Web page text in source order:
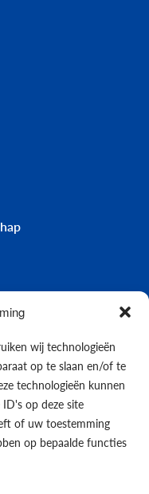
wij technologieën
op te slaan en/of te
technologieën kunnen
op deze site
of uw toestemming
op bepaalde functies